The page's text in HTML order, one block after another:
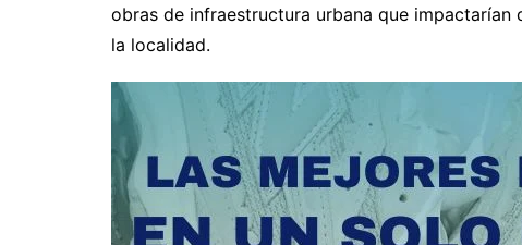
obras de infraestructura urbana que
la localidad.